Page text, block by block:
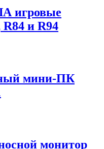
игровые
и R94
мини-ПК
монитор